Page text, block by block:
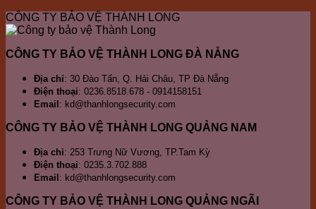
vị
bảo
chuyên
Nẵng
Ngũ
Hành
CÔNG TY BẢO VỆ THÀNH LONG
CÔNG TY BẢO VỆ THÀNH LONG ĐÀ NẴNG
Địa chỉ: 30 Đào Tấn, Q. Hải Châu, TP Đà Nẵng
Điện thoại: 0236.8518.678 - 0914158151
Email : kd@thanhlongsecurity.com
CÔNG TY BẢO VỆ THÀNH LONG QUẢNG NAM
Địa chỉ: 253 Trưng Nữ Vương, TP.Tam Kỳ
Điện thoại: 0235.3.702.888
Email : kd@thanhlongsecurity.com
CÔNG TY BẢO VỆ THÀNH LONG QUẢNG NGÃI